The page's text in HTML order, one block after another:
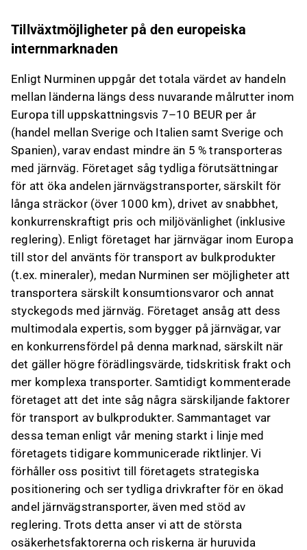
tillväxt genom selektiva företagsförvärv,
samtidigt som en stark finansiell ställning
Detta innehåll är skapat av AI. Du kan lämna feedback
forum
Tillväxtmöjligheter på den europeiska
internmarknaden
Enligt Nurminen uppgår det totala värdet av handeln
mellan länderna längs dess nuvarande målrutter inom
Europa till uppskattningsvis 7–10 BEUR per år
(handel mellan Sverige och Italien samt Sverige och
Spanien), varav endast mindre än 5 % transporteras
med järnväg. Företaget såg tydliga förutsättningar
för att öka andelen järnvägstransporter, särskilt för
långa sträckor (över 1000 km), drivet av snabbhet,
konkurrenskraftigt pris och miljövänlighet (inklusive
reglering). Enligt företaget har järnvägar inom Europa
till stor del använts för transport av bulkprodukter
(t.ex. mineraler), medan Nurminen ser möjligheter att
transportera särskilt konsumtionsvaror och annat
styckegods med järnväg. Företaget ansåg att dess
multimodala expertis, som bygger på järnvägar, var
en konkurrensfördel på denna marknad, särskilt när
det gäller högre förädlingsvärde, tidskritisk frakt och
mer komplexa transporter. Samtidigt kommenterade
företaget att det inte såg några särskiljande faktorer
för transport av bulkprodukter. Sammantaget var
dessa teman enligt vår mening starkt i linje med
företagets tidigare kommunicerade riktlinjer. Vi
förhåller oss positivt till företagets strategiska
positionering och ser tydliga drivkrafter för en ökad
andel järnvägstransporter, även med stöd av
reglering. Trots detta anser vi att de största
osäkerhetsfaktorerna och riskerna är huruvida